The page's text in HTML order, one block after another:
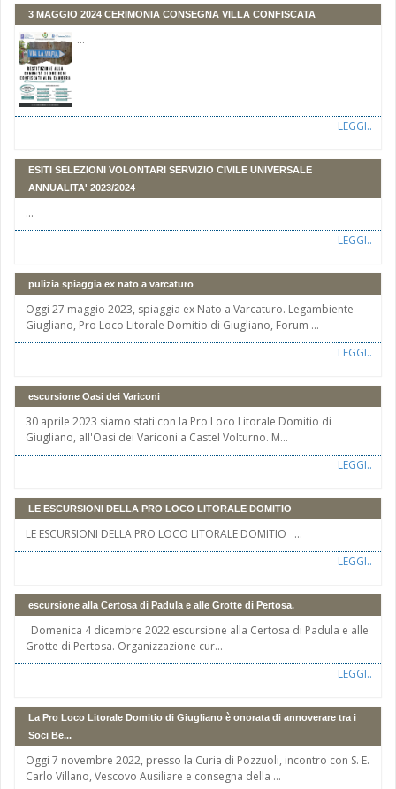
3 MAGGIO 2024 CERIMONIA CONSEGNA VILLA CONFISCATA
...
LEGGI..
ESITI SELEZIONI VOLONTARI SERVIZIO CIVILE UNIVERSALE
ANNUALITA' 2023/2024
...
LEGGI..
pulizia spiaggia ex nato a varcaturo
Oggi 27 maggio 2023, spiaggia ex Nato a Varcaturo. Legambiente
Giugliano, Pro Loco Litorale Domitio di Giugliano, Forum ...
LEGGI..
escursione Oasi dei Variconi
30 aprile 2023 siamo stati con la Pro Loco Litorale Domitio di
Giugliano, all'Oasi dei Variconi a Castel Volturno. M...
LEGGI..
LE ESCURSIONI DELLA PRO LOCO LITORALE DOMITIO
LE ESCURSIONI DELLA PRO LOCO LITORALE DOMITIO ...
LEGGI..
escursione alla Certosa di Padula e alle Grotte di Pertosa.
Domenica 4 dicembre 2022 escursione alla Certosa di Padula e alle
Grotte di Pertosa. Organizzazione cur...
LEGGI..
La Pro Loco Litorale Domitio di Giugliano è onorata di annoverare tra i
Soci Be...
Oggi 7 novembre 2022, presso la Curia di Pozzuoli, incontro con S. E.
Carlo Villano, Vescovo Ausiliare e consegna della ...